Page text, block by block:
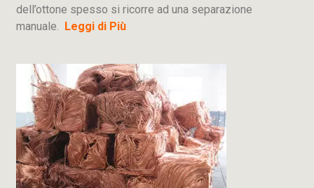
dell’ottone spesso si ricorre ad una separazione
manuale. Leggi di Più